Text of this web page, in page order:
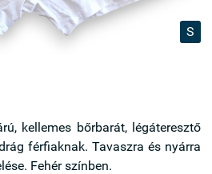
S
kellemes bőrbarát, légáteresztő
férfiaknak. Tavaszra és nyárra
Fehér színben.